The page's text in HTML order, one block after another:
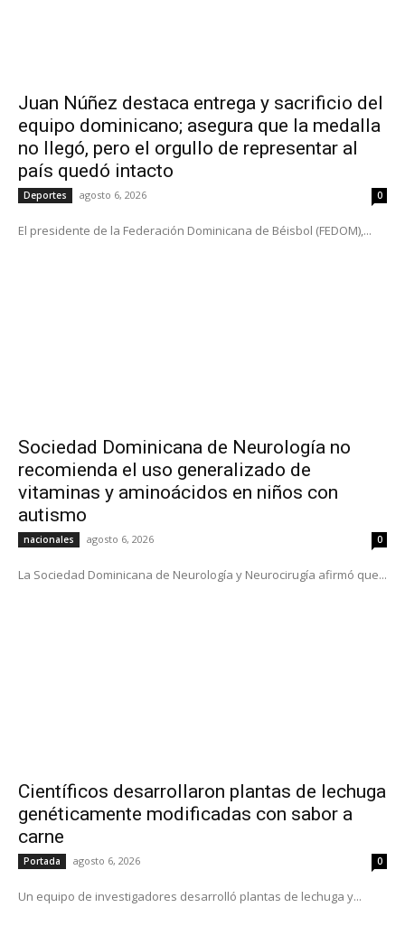
Juan Núñez destaca entrega y sacrificio del
equipo dominicano; asegura que la medalla
no llegó, pero el orgullo de representar al
país quedó intacto
Deportes agosto 6, 2026 0
El presidente de la Federación Dominicana de Béisbol (FEDOM),...
Sociedad Dominicana de Neurología no
recomienda el uso generalizado de
vitaminas y aminoácidos en niños con
autismo
nacionales agosto 6, 2026 0
La Sociedad Dominicana de Neurología y Neurocirugía afirmó que...
Científicos desarrollaron plantas de lechuga
genéticamente modificadas con sabor a
carne
Portada agosto 6, 2026 0
Un equipo de investigadores desarrolló plantas de lechuga y...